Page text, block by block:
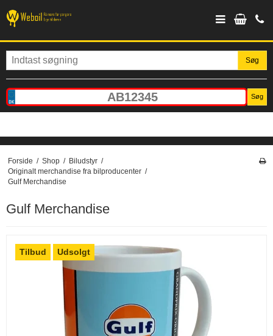
Søg
Søg
Forside / Shop / Biludstyr /
Originalt merchandise fra bilproducenter /
Gulf Merchandise
Gulf Merchandise
Tilbud Udsolgt